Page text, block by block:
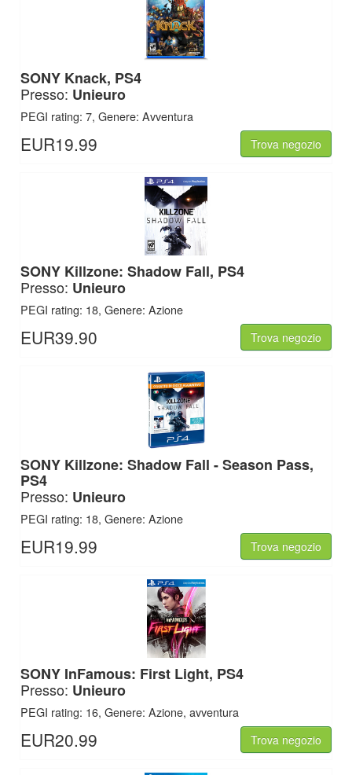
SONY Knack, PS4
Presso: Unieuro
PEGI rating: 7, Genere: Avventura
EUR19.99 Trova negozio
SONY Killzone: Shadow Fall, PS4
Presso: Unieuro
PEGI rating: 18, Genere: Azione
EUR39.90 Trova negozio
SONY Killzone: Shadow Fall - Season Pass,
PS4
Presso: Unieuro
PEGI rating: 18, Genere: Azione
EUR19.99 Trova negozio
SONY InFamous: First Light, PS4
Presso: Unieuro
PEGI rating: 16, Genere: Azione, avventura
EUR20.99 Trova negozio